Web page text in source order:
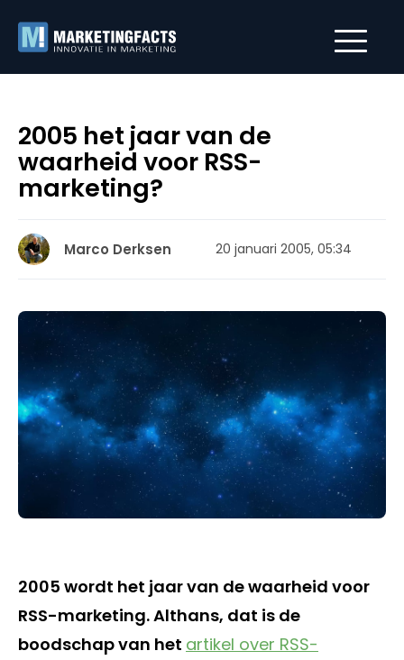
2005 het jaar van de
waarheid voor RSS-
marketing?
Marco Derksen 20 januari 2005, 05:34
2005 wordt het jaar van de waarheid voor
RSS-marketing. Althans, dat is de
boodschap van het artikel over RSS-